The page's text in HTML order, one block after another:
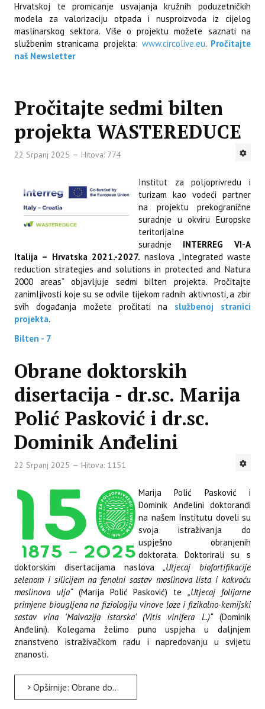
Hrvatskoj te promicanje usvajanja kružnih poduzetničkih
modela za valorizaciju otpada i nusproizvoda iz cijelog
maslinarskog sektora. Više o projektu možete saznati na
službenim stranicama projekta: www.circolive.eu. Pročitajte
naš Newsletter
Pročitajte sedmi bilten
projekta WASTEREDUCE
22 Srpanj 2025 Hitova: 774
Institut za poljoprivredu i
turizam kao vodeći partner
na projektu prekogranične
suradnje u okviru Europske
teritorijalne
suradnje
INTERREG VI-A
Italija – Hrvatska 2021.-2027. naslova „Integrated waste
reduction strategies and solutions in protected and Natura
2000 areas“ objavljuje sedmi bilten projekta. Pročitajte
zanimljivosti koje su se odvile tijekom radnih aktivnosti, a zbir
svih događanja možete pročitati na službenoj stranici
projekta.
Bilten - 7
Obrane doktorskih
disertacija - dr.sc. Marija
Polić Pasković i dr.sc.
Dominik Anđelini
22 Srpanj 2025 Hitova: 1151
Marija Polić Pasković i
Dominik Anđelini doktorandi
na našem Institutu doveli su
svoja istraživanja do
uspješno obranjenih
doktorata. Doktorirali su s
doktorskim disertacijama naslova„Utjecaj biofortifikacije
selenom i silicijem na fenolni sastav maslinova lista i kakvoću
maslinova ulja“(Marija Polić Pasković) te„Utjecaj folijarne
primjene biougljena na fiziologiju vinove loze i fizikalno-kemijski
sastav vina 'Malvazija istarska' (Vitis vinifera L.)“(Dominik
Anđelini). Kolegama želimo puno uspjeha u daljnjem
znanstveno istraživačkom radu i napredovanju u svijetu
znanosti.
Opširnije: Obrane doktorskih disertacija - dr.sc. Marija Polić Pasković i dr.sc. Dominik Anđelini